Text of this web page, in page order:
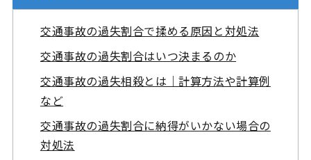
交通事故の過失割合で揉める原因と対処法
交通事故の過失割合はいつ決まるのか
交通事故の過失相殺とは｜計算方法や計算例
など
交通事故の過失割合に納得がいかない場合の
対処法